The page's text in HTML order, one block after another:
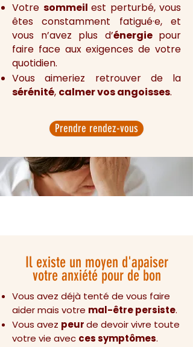
Votre sommeil est perturbé, vous
êtes constamment fatigué·e, et
vous n’avez plus d’énergie pour
faire face aux exigences de votre
quotidien.
Vous aimeriez retrouver de la
sérénité, calmer vos angoisses.​
Prendre rendez-vous
Il existe un moyen d'apaiser
votre anxiété pour de bon
Vous avez déjà tenté de vous faire
aider mais votre mal-être persiste.
Vous avez peurde devoir vivre toute
votre vie avec ces symptômes.